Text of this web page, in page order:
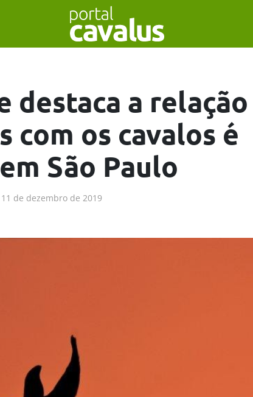
destaca a
com os cavalos é
São Paulo
11 de dezembro de 2019